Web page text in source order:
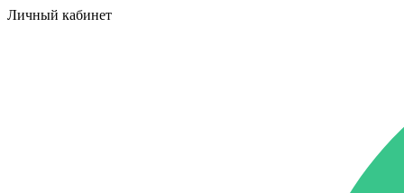
Личный кабинет